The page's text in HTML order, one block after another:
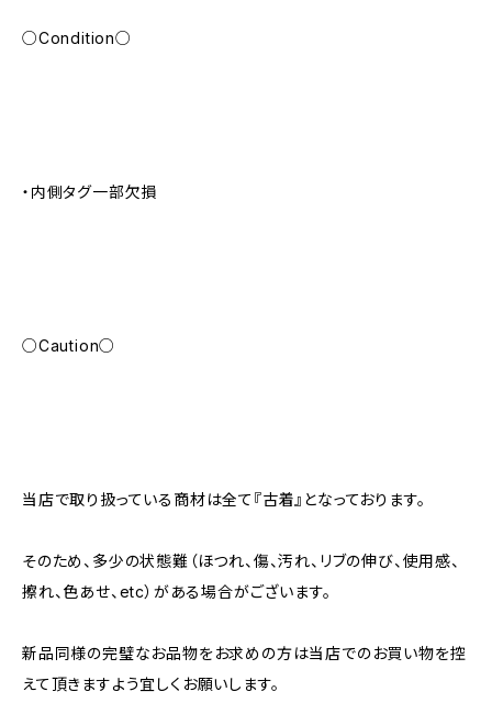
○Condition○
・内側タグ一部欠損
○Caution○
当店で取り扱っている商材は全て『古着』となっております。
そのため、多少の状態難（ほつれ、傷、汚れ、リブの伸び、使用感、
擦れ、色あせ、etc）がある場合がございます。
新品同様の完璧なお品物をお求めの方は当店でのお買い物を控
えて頂きますよう宜しくお願いします。